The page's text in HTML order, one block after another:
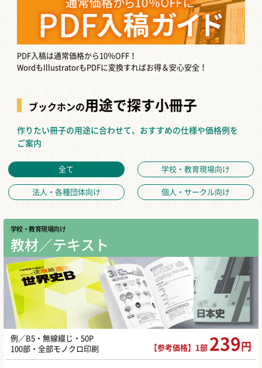
PDF入稿は通常価格から10％OFF！
WordもIllustratorもPDFに変換すればお得＆安心安全！
ブックホンの用途で探す小冊子
作りたい冊子の用途に合わせて、おすすめの仕様や価格例を
ご案内
全て 学校・教育現場向け
法人・各種団体向け 個人・サークル向け
学校・教育現場向け
教材／テキスト
例／B5・無線綴じ・50P
100部・全部モノクロ印刷
【参考価格】1部 239 円